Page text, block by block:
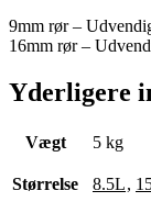
9mm rør –
16mm rør –
Yderligere
Vægt 5 kg
Størrelse 8.5L,